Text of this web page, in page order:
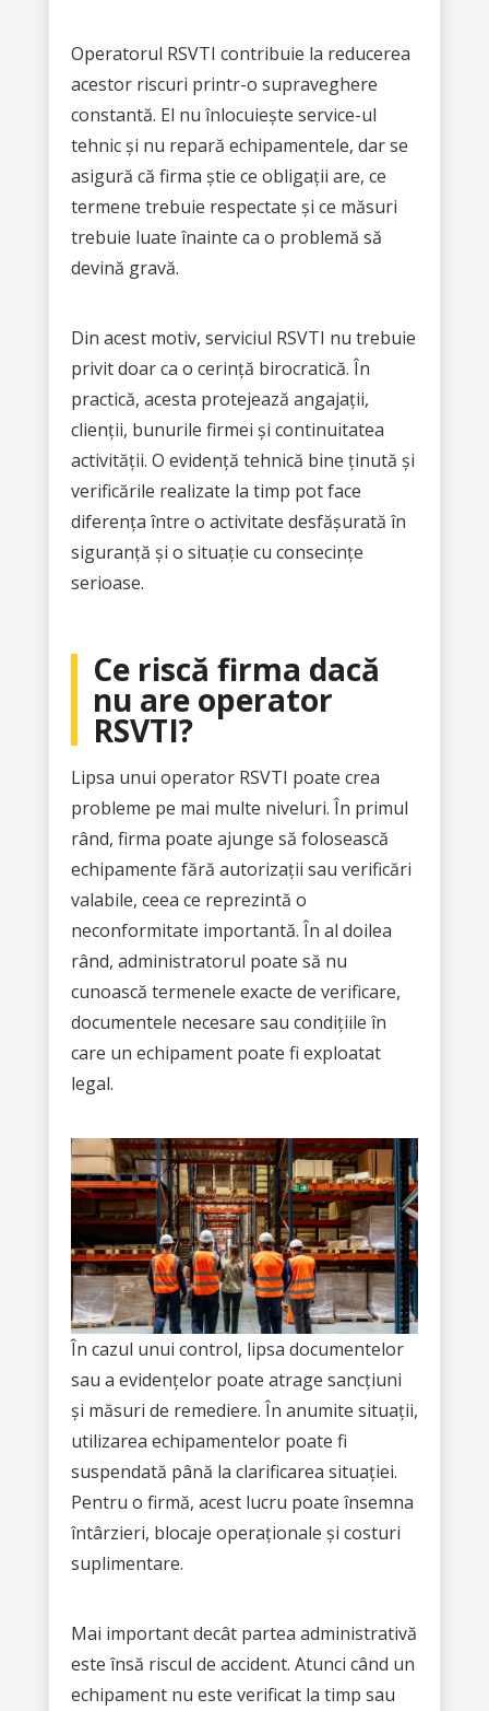
Operatorul RSVTI contribuie la reducerea
acestor riscuri printr-o supraveghere
constantă. El nu înlocuiește service-ul
tehnic și nu repară echipamentele, dar se
asigură că firma știe ce obligații are, ce
termene trebuie respectate și ce măsuri
trebuie luate înainte ca o problemă să
devină gravă.
Din acest motiv, serviciul RSVTI nu trebuie
privit doar ca o cerință birocratică. În
practică, acesta protejează angajații,
clienții, bunurile firmei și continuitatea
activității. O evidență tehnică bine ținută și
verificările realizate la timp pot face
diferența între o activitate desfășurată în
siguranță și o situație cu consecințe
serioase.
Ce riscă firma dacă
nu are operator
RSVTI?
Lipsa unui operator RSVTI poate crea
probleme pe mai multe niveluri. În primul
rând, firma poate ajunge să folosească
echipamente fără autorizații sau verificări
valabile, ceea ce reprezintă o
neconformitate importantă. În al doilea
rând, administratorul poate să nu
cunoască termenele exacte de verificare,
documentele necesare sau condițiile în
care un echipament poate fi exploatat
legal.
În cazul unui control, lipsa documentelor
sau a evidențelor poate atrage sancțiuni
și măsuri de remediere. În anumite situații,
utilizarea echipamentelor poate fi
suspendată până la clarificarea situației.
Pentru o firmă, acest lucru poate însemna
întârzieri, blocaje operaționale și costuri
suplimentare.
Mai important decât partea administrativă
este însă riscul de accident. Atunci când un
echipament nu este verificat la timp sau